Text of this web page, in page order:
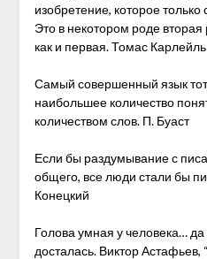
изобретение, которое
Это в некотором роде вторая
как и первая. Томас Карлейль
Самый совершенный язык
наибольшее количество
количеством слов. П. Буаст
Если бы раздумывание с
общего, все люди стали бы
Конецкий
Голова умная у человека… да
досталась. Виктор Астафьев,